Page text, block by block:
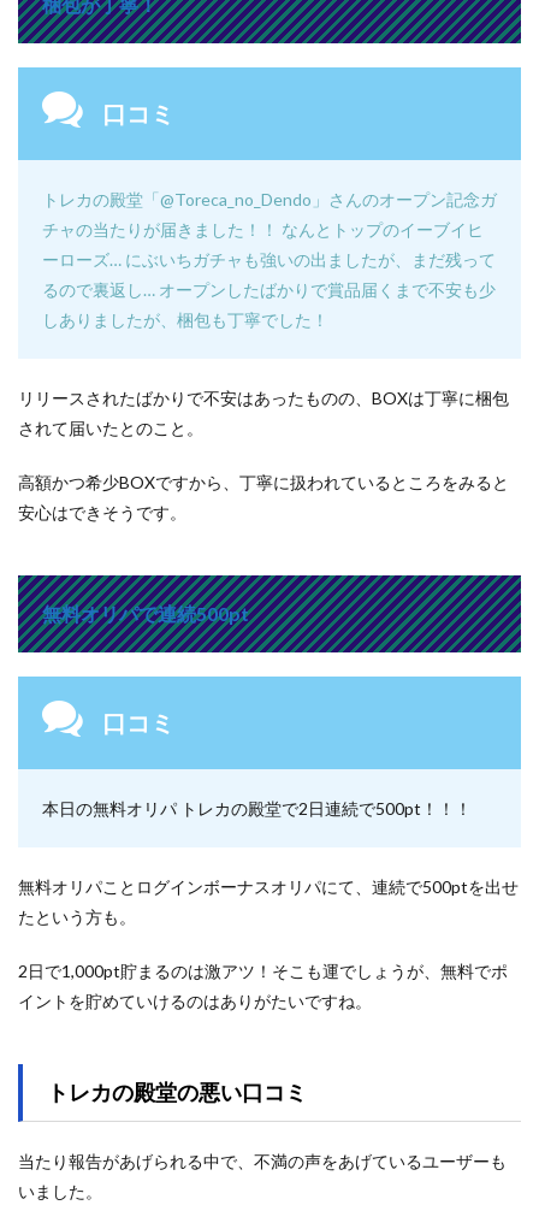
口コミ
トレカの殿堂「@Toreca_no_Dendo 」さんのオープン記念ガ
チャの当たりが届きました！！ なんとトップのイーブイヒ
ーローズ… にぶいちガチャも強いの出ましたが、まだ残って
るので裏返し… オープンしたばかりで賞品届くまで不安も少
しありましたが、梱包も丁寧でした！
リリースされたばかりで不安はあったものの、BOXは丁寧に梱包
されて届いたとのこと。
高額かつ希少BOXですから、丁寧に扱われているところをみると
安心はできそうです。
無料オリパで連続500pt
口コミ
本日の無料オリパ トレカの殿堂で2日連続で500pt！！！
無料オリパことログインボーナスオリパにて、連続で500ptを出せ
たという方も。
2日で1,000pt貯まるのは激アツ！そこも運でしょうが、無料でポ
イントを貯めていけるのはありがたいですね。
トレカの殿堂の悪い口コミ
当たり報告があげられる中で、不満の声をあげているユーザーも
いました。